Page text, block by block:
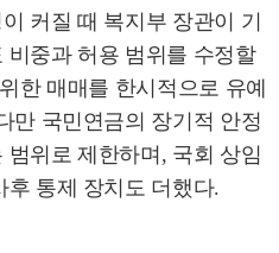
커질 때 복지부 장관이 기
비중과 허용 범위를 수정할
한 매매를 한시적으로 유예
만 국민연금의 장기적 안정
위로 제한하며, 국회 상임
후 통제 장치도 더했다.